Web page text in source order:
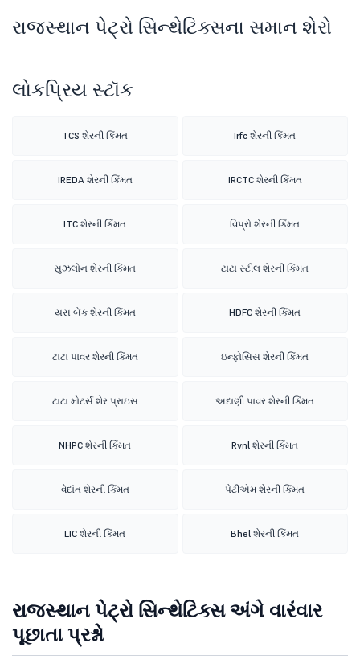
રાજસ્થાન પેટ્રો સિન્થેટિક્સના સમાન શેરો
લોકપ્રિય સ્ટૉક
TCS શેરની કિંમત Irfc શેરની કિંમત
IREDA શેરની કિંમત IRCTC શેરની કિંમત
ITC શેરની કિંમત વિપ્રો શેરની કિંમત
સુઝલોન શેરની કિંમત ટાટા સ્ટીલ શેરની કિંમત
યસ બેંક શેરની કિંમત HDFC શેરની કિંમત
ટાટા પાવર શેરની કિંમત ઇન્ફોસિસ શેરની કિંમત
ટાટા મોટર્સ શેર પ્રાઇસ અદાણી પાવર શેરની કિંમત
NHPC શેરની કિંમત Rvnl શેરની કિંમત
વેદાંત શેરની કિંમત પેટીએમ શેરની કિંમત
LIC શેરની કિંમત Bhel શેરની કિંમત
રાજસ્થાન પેટ્રો સિન્થેટિક્સ અંગે વારંવાર
પૂછાતા પ્રશ્નો